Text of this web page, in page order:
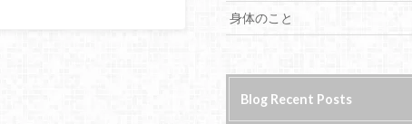
身体のこと
Blog Recent Posts